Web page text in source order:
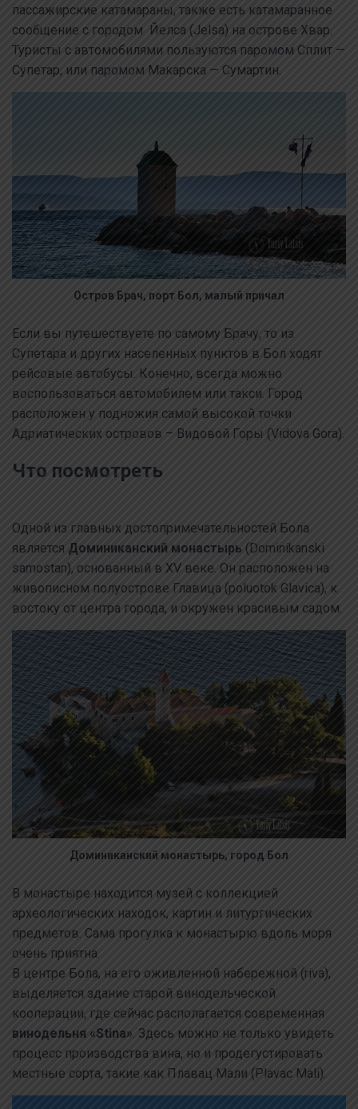
пассажирские катамараны, также есть катамаранное
сообщение с городом Йелса (Jelsa) на острове Хвар.
Туристы с автомобилями пользуются паромом Сплит —
Супетар, или паромом Макарска — Сумартин.
Остров Брач, порт Бол, малый причал
Если вы путешествуете по самому Брачу, то из
Супетара и других населенных пунктов в Бол ходят
рейсовые автобусы. Конечно, всегда можно
воспользоваться автомобилем или такси. Город
расположен у подножия самой высокой точки
Адриатических островов – Видовой Горы (Vidova Gora).
Что посмотреть
Одной из главных достопримечательностей Бола
является Доминиканский монастырь (Dominikanski
samostan), основанный в XV веке. Он расположен на
живописном полуострове Главица (poluotok Glavica), к
востоку от центра города, и окружен красивым садом.
Доминиканский монастырь, город Бол
В монастыре находится музей с коллекцией
археологических находок, картин и литургических
предметов. Сама прогулка к монастырю вдоль моря
очень приятна.
В центре Бола, на его оживленной набережной (riva),
выделяется здание старой винодельческой
кооперации, где сейчас располагается современная
винодельня «Stina» . Здесь можно не только увидеть
процесс производства вина, но и продегустировать
местные сорта, такие как Плавац Мали (Plavac Mali).